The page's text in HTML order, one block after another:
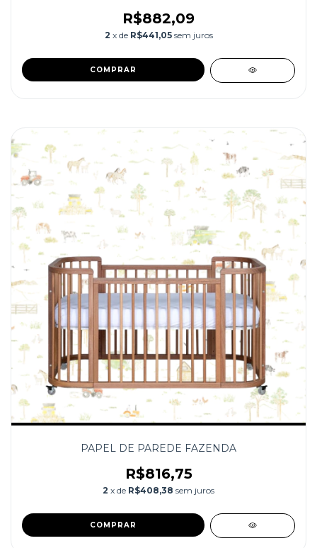
R$882,09
2 x de R$441,05 sem juros
PAPEL DE PAREDE FAZENDA
R$816,75
2 x de R$408,38 sem juros